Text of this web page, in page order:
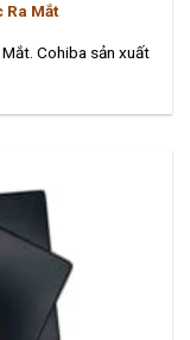
Ra Mắt
Cohiba sản xuất